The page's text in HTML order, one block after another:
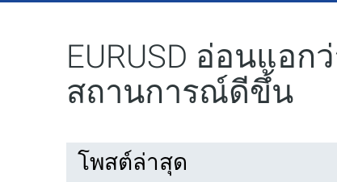
EURUSD อ่อนแอก
สถานการณ์ดีขึ้น
โพสต์ล่าสุด